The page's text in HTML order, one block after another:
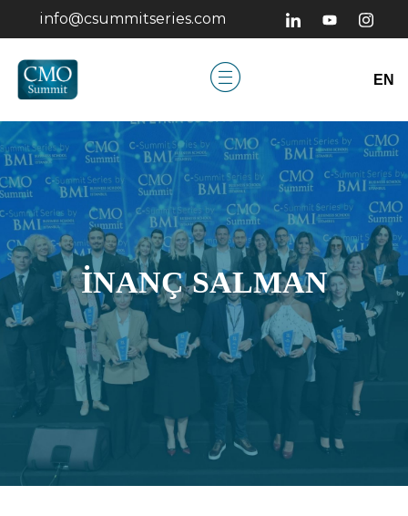
info@csummitseries.com
EN
İNANÇ SALMAN